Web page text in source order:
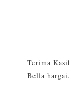
Terima
Bella hargai.